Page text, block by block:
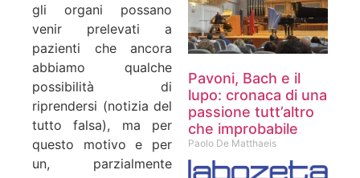
gli organi possano
venir prelevati a
pazienti che ancora
abbiamo qualche
possibilità di
riprendersi (notizia del
tutto falsa), ma per
questo motivo e per
un, parzialmente
Pavoni, Bach e il
lupo: cronaca di una
passione tutt’altro
che improbabile
Paolo De Matthaeis